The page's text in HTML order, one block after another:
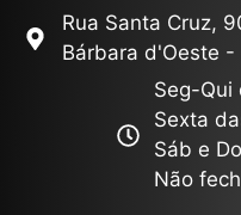
Rua Santa Cruz,
Bárbara d'Oeste -
Seg-Qui
Sexta
Sáb e
Não